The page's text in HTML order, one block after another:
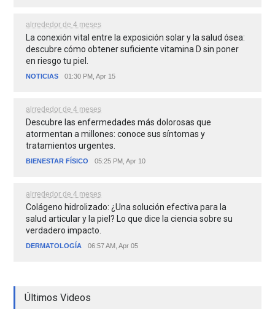
alrrededor de 4 meses
La conexión vital entre la exposición solar y la salud ósea:
descubre cómo obtener suficiente vitamina D sin poner
en riesgo tu piel.
NOTICIAS 01:30 PM, Apr 15
alrrededor de 4 meses
Descubre las enfermedades más dolorosas que
atormentan a millones: conoce sus síntomas y
tratamientos urgentes.
BIENESTAR FÍSICO 05:25 PM, Apr 10
alrrededor de 4 meses
Colágeno hidrolizado: ¿Una solución efectiva para la
salud articular y la piel? Lo que dice la ciencia sobre su
verdadero impacto.
DERMATOLOGÍA 06:57 AM, Apr 05
Últimos Videos